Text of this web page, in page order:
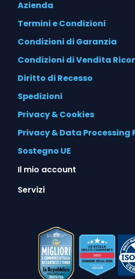
Azienda
Termini e Condizioni
Condizioni di Garanzia
Condizioni di Vendita
Diritto di Recesso
Spedizioni
Privacy & Cookies
Privacy & Data Processing
Sostegno UE
Il mio account
Servizi